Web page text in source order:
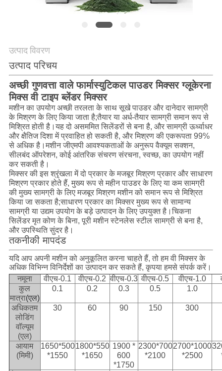
उत्पाद विवरण
उत्पाद परिचय
अच्छी गुणवत्ता वाले फार्मास्युटिकल पाउडर मिक्सर ग्लूकेरना
मिक्स वी टाइप ब्लेंडर मिक्सर
मशीन का उपयोग अच्छी तरलता के साथ सूखे पाउडर और दानेदार सामग्री
के मिश्रण के लिए किया जाता है;तैयार या अर्ध-तैयार सामग्री समान रूप से
मिश्रित होती है।यह दो असममित सिलेंडरों से बना है, और सामग्री ऊर्ध्वाधर
और क्षैतिज दिशा में प्रवाहित हो सकती है, और मिश्रण की एकरूपता 99%
से अधिक है।मशीन जीएमपी आवश्यकताओं के अनुरूप वैक्यूम सक्शन,
सीलबंद ऑपरेशन, कोई आंतरिक संचरण संरचना, स्वच्छ, का उपयोग नहीं
कर सकती है।
मिक्सर की इस श्रृंखला में दो प्रकार के मजबूर मिश्रण प्रकार और साधारण
मिश्रण प्रकार होते हैं, मुख्य रूप से महीन पाउडर के लिए या कम सामग्री
की मुख्य सामग्री के लिए मजबूर मिश्रण मशीन को समान रूप से मिश्रित
किया जा सकता है;साधारण प्रकार का मिक्सर मुख्य रूप से सामान्य
सामग्री या उद्यम उपयोग के बड़े उत्पादन के लिए उपयुक्त है।चिकना
सिलेंडर मृत कोण के बिना, पूरी मशीन स्टेनलेस स्टील सामग्री से बना है,
और उपस्थिति सुंदर है।
तकनीकी मापदंड
यदि आप अपनी मशीन को अनुकूलित करना चाहते हैं, तो हम वी मिक्सर के
अधिक विभिन्न विनिर्देशों का उत्पादन कर सकते हैं, कृपया हमसे संपर्क करें।
नमूना
वीएच-0.1 वीएच-0.2 वीएच-0.3 वीएच-0.5 वीएच-1.0
कुल
मात्रा(एल)
0.1 0.2 0.3 0.5 1.0
अधिकतम
लोडिंग
वॉल्यूम
(एल)
30 60 90 150 300
आयाम
(मिमी)
1650*500
*1550
1800*550
*1650
1900 *
600
*1750
2300*700
*2100
2700*1000
*2500